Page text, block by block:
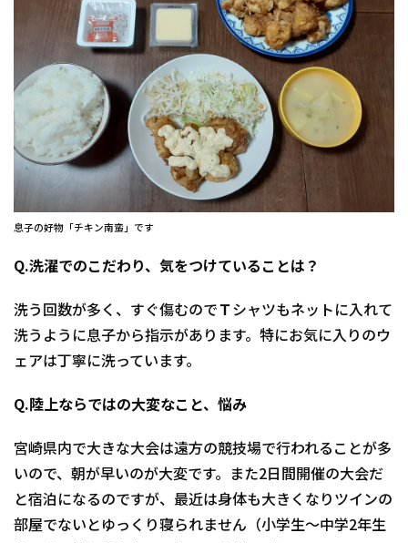
息子の好物「チキン南蛮」です
Q.洗濯でのこだわり、気をつけていることは？
洗う回数が多く、すぐ傷むのでＴシャツもネットに入れて
洗うように息子から指示があります。特にお気に入りのウ
ェアは丁寧に洗っています。
Q.陸上ならではの大変なこと、悩み
宮崎県内で大きな大会は遠方の競技場で行われることが多
いので、朝が早いのが大変です。また2日間開催の大会だ
と宿泊になるのですが、最近は身体も大きくなりツインの
部屋でないとゆっくり寝られません（小学生～中学2年生